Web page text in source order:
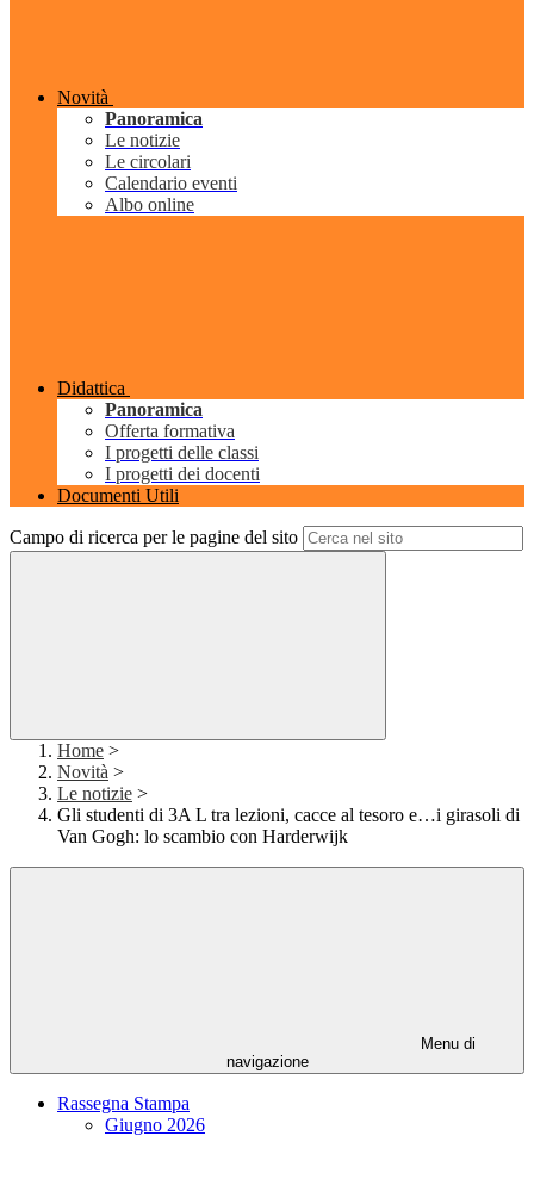
Novità
Panoramica
Le notizie
Le circolari
Calendario eventi
Albo online
Didattica
Panoramica
Offerta formativa
I progetti delle classi
I progetti dei docenti
Documenti Utili
Campo di ricerca per le pagine del sito
Home >
Novità >
Le notizie >
Gli studenti di 3A L tra lezioni, cacce al tesoro e…i girasoli di
Van Gogh: lo scambio con Harderwijk
Menu di
navigazione
Rassegna Stampa
Giugno 2026